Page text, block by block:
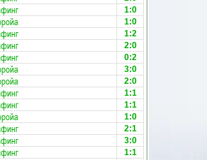
1:0
1:0
1:2
2:0
0:2
3:0
2:0
1:1
1:1
1:0
2:1
3:0
1:1